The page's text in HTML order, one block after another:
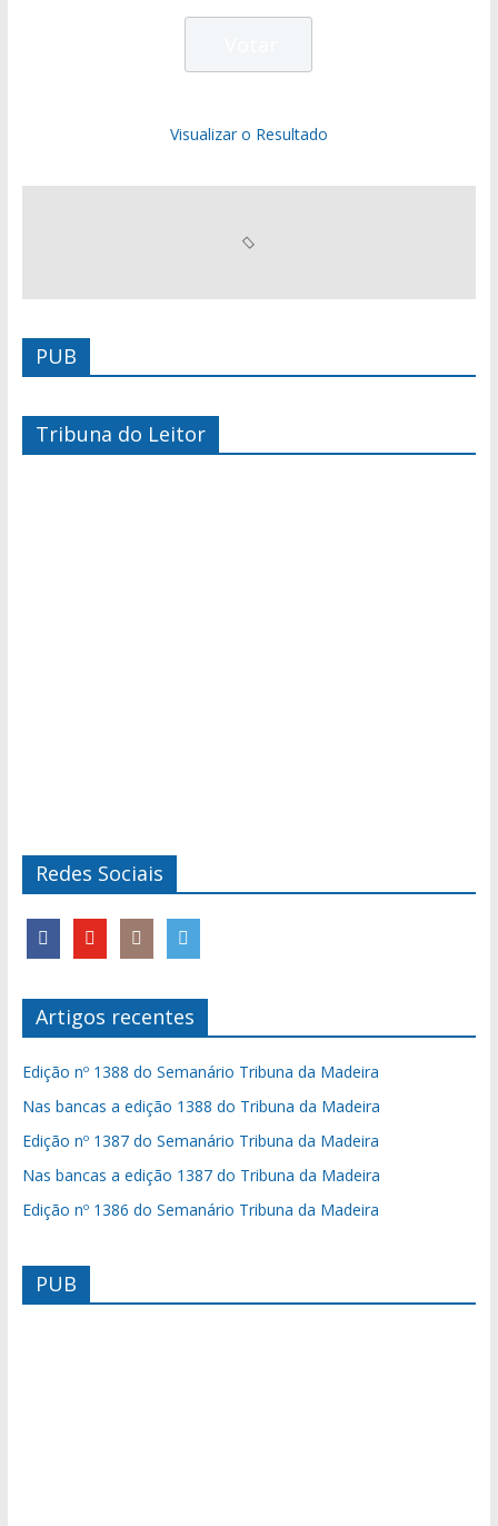
Visualizar o Resultado
PUB
Tribuna do Leitor
Redes Sociais
Artigos recentes
Edição nº 1388 do Semanário Tribuna da Madeira
Nas bancas a edição 1388 do Tribuna da Madeira
Edição nº 1387 do Semanário Tribuna da Madeira
Nas bancas a edição 1387 do Tribuna da Madeira
Edição nº 1386 do Semanário Tribuna da Madeira
PUB